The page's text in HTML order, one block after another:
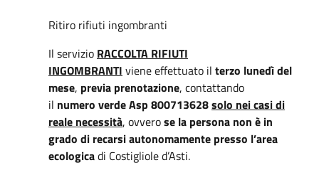
Ritiro rifiuti ingombranti
Il servizio RACCOLTA RIFIUTI
INGOMBRANTI viene effettuato il terzo lunedì del
mese, previa prenotazione, contattando
il numero verde Asp 800713628solo nei casi di
reale necessità, ovverose la persona non è in
grado di recarsi autonomamente presso l’area
ecologicadi Costigliole d’Asti.